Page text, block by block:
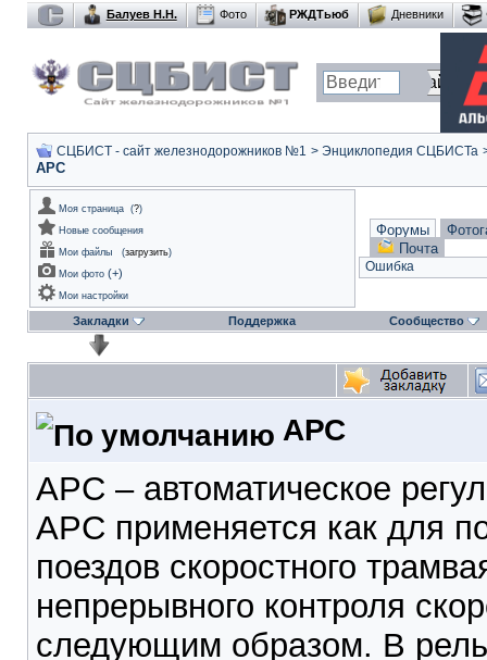
Балуев Н.Н. Фото РЖДТьюб Дневники
СЦБИСТ - сайт железнодорожников №1 > Энциклопедия СЦБИСТа
АРС
Моя страница (?)
Новые сообщения
Мои файлы
(загрузить)
Мои фото (+)
Мои настройки
Форумы
Почта
Ошибка
Закладки Поддержка Сообщество
АРС
АРС – автоматическое
АРС применяется как для
поездов скоростного
непрерывного контроля
следующим образом. В